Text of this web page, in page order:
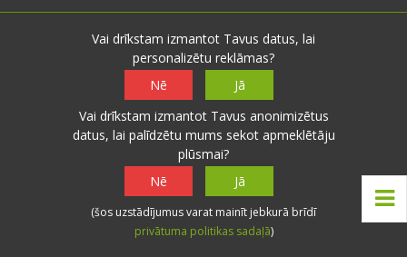
Augusta saule
Vakar 22:42 ·
Otaņķu pag.: +19.5°
Mārča
Noderīgi
Nokrišņu radari
Faktiskie laika apstākļi
Pēdējo 24h aktivitātes
Vai drīkstam izmantot Tavus datus, lai
personalizētu reklāmas?
Nē
Jā
Vai drīkstam izmantot Tavus anonimizētus
datus, lai palīdzētu mums sekot apmeklētāju
plūsmai?
Nē
Jā
(šos uzstādījumus varat mainīt jebkurā brīdī
privātuma politikas sadaļā)